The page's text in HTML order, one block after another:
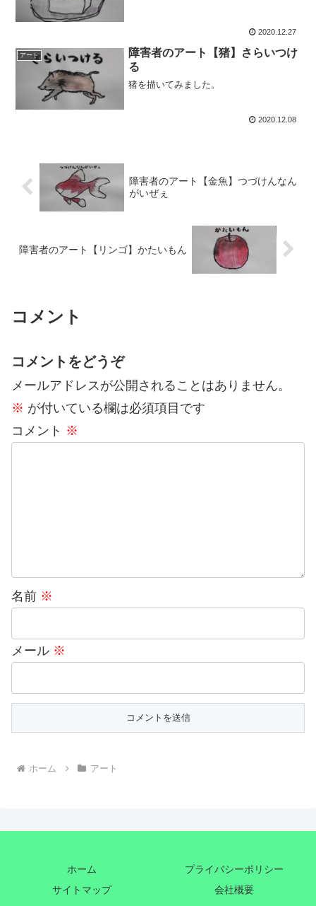
2020.12.27
アート
障害者のアート【猪】さらいつけ
る
猪を描いてみました。
2020.12.08
障害者のアート【金魚】つづけんなん
がいぜぇ
障害者のアート【リンゴ】かたいもん
コメント
コメントをどうぞ
メールアドレスが公開されることはありません。
※ が付いている欄は必須項目です
コメント ※
名前 ※
メール ※
ホーム アート
ホーム
プライバシーポリシー
サイトマップ
会社概要